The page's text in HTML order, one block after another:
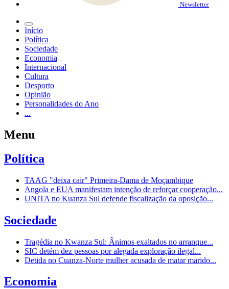
Newsletter
Início
Política
Sociedade
Economia
Internacional
Cultura
Desporto
Opinião
Personalidades do Ano
...
Menu
Política
TAAG "deixa cair" Primeira-Dama de Moçambique
Angola e EUA manifestam intenção de reforçar cooperação...
UNITA no Kuanza Sul defende fiscalização da oposição...
Sociedade
Tragédia no Kwanza Sul: Ânimos exaltados no arranque...
SIC detém dez pessoas por alegada exploração ilegal...
Detida no Cuanza-Norte mulher acusada de matar marido...
Economia